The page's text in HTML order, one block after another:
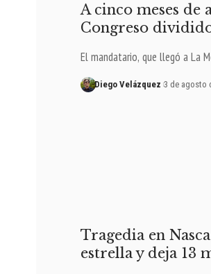
A cinco meses de
Congreso
El mandatario, que llegó a La
Diego Velázquez 3 de agosto
Tragedia en
estrella y deja 13